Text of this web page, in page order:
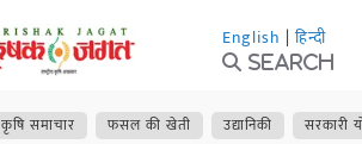
English | हिन्दी
Search
कृषि समाचार फसल की खेती उद्यानिकी सरकारी